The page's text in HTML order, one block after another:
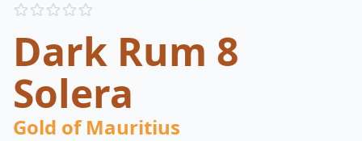
Reviews
Dark Rum 8
Solera
Gold of Mauritius